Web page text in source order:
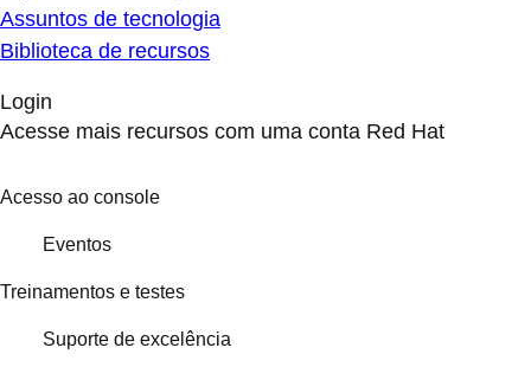
Assuntos de tecnologia
Biblioteca de recursos
Login
Acesse mais recursos com uma conta Red Hat
Acesso ao console
Eventos
Treinamentos e testes
Suporte de excelência